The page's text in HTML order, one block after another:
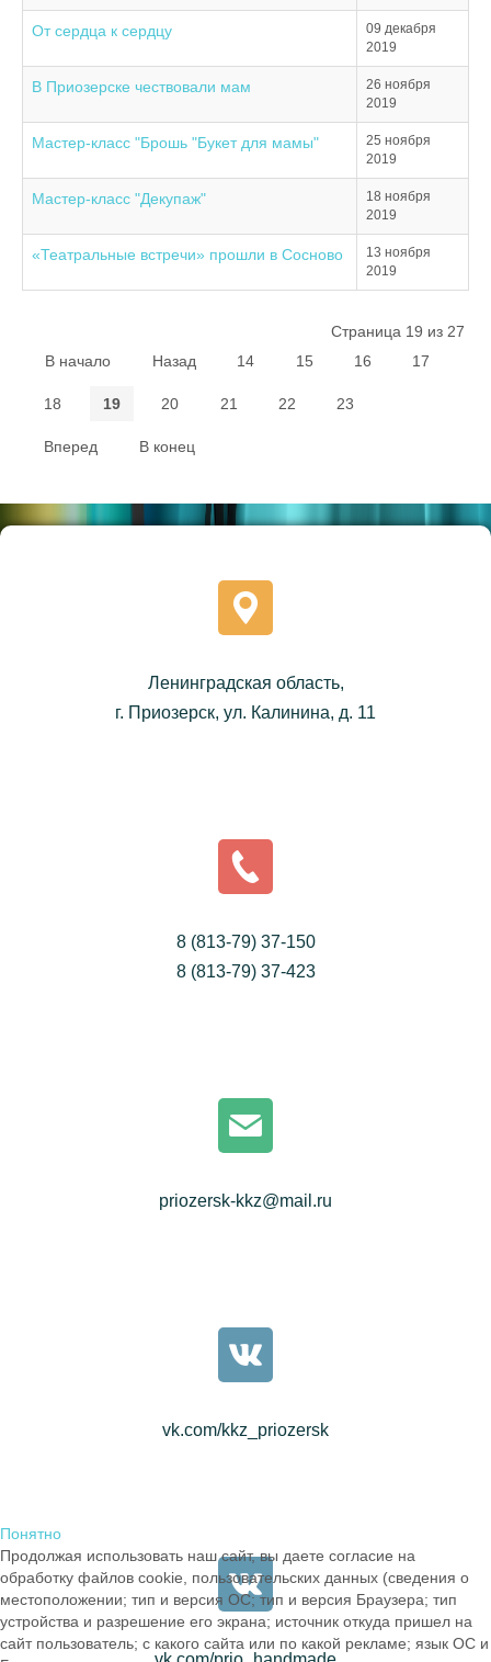
От сердца к сердцу
09 декабря
2019
В Приозерске чествовали мам
26 ноября
2019
Мастер-класс "Брошь "Букет для мамы"
25 ноября
2019
Мастер-класс "Декупаж"
18 ноября
2019
«Театральные встречи» прошли в Сосново
13 ноября
2019
Страница 19 из 27
В начало
Назад 14 15 16 17
18 19 20 21 22 23
Вперед В конец
Ленинградская область,
г. Приозерск, ул. Калинина, д. 11
8 (813-79) 37-150
8 (813-79) 37-423
priozersk-kkz@mail.ru
vk.com/kkz_priozersk
Понятно
Продолжая использовать наш сайт, вы даете согласие на
обработку файлов cookie, пользовательских данных (сведения о
местоположении; тип и версия ОС; тип и версия Браузера; тип
устройства и разрешение его экрана; источник откуда пришел на
сайт пользователь; с какого сайта или по какой рекламе; язык ОС и